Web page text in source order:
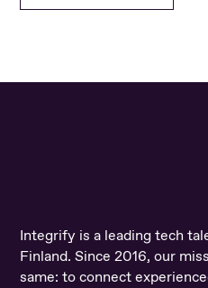
Integrify is a leading tech
Finland. Since 2016, our
same: to connect